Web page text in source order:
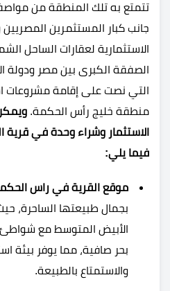
تتمتع به تلك المنطقة من
جانب كبار المستثمرين
الاستثمارية لعقارات الساحل
الصفقة الكبرى بين مصر ودولة
التي نصت على إقامة مشروعات
منطقة خليج رأس الحكمة.
الاستثمار وشراء وحدة في
فيما يلي:
موقع القرية في راس
بجمال طبيعتها الساحرة،
الأبيض المتوسط مع شواطئ
بحر صافية، مما يوفر بيئة
والاستمتاع بالطبيعة.